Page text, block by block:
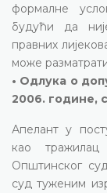
формалне
будући да
правних
може
• Одлука о
2006. године,
Апелант у
као
Општинског
суд туженим